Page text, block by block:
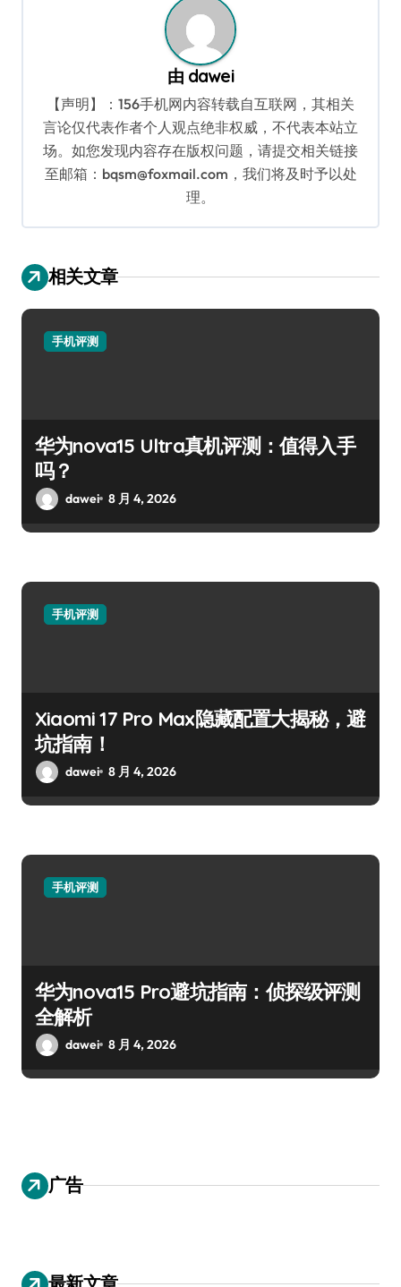
由 dawei
【声明】：156手机网内容转载自互联网，其相关
言论仅代表作者个人观点绝非权威，不代表本站立
场。如您发现内容存在版权问题，请提交相关链接
至邮箱：bqsm@foxmail.com，我们将及时予以处
理。
相关文章
手机评测
华为nova15 Ultra真机评测：值得入手
吗？
dawei 8 月 4, 2026
手机评测
Xiaomi 17 Pro Max隐藏配置大揭秘，避
坑指南！
dawei 8 月 4, 2026
手机评测
华为nova15 Pro避坑指南：侦探级评测
全解析
dawei 8 月 4, 2026
广告